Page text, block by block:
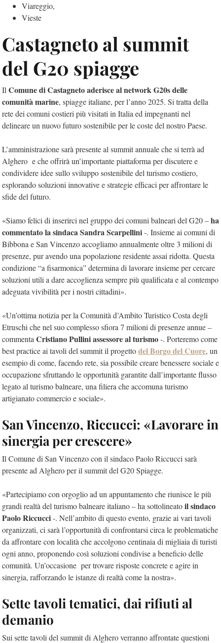
Viareggio,
Vieste
Castagneto al summit
del G20 spiagge
IlComune di Castagneto aderisce al network G20s delle
comunità marine, spiagge italiane, per l’anno 2025. Si tratta della
rete dei comuni costieri più visitati in Italia ed impegnanti nel
delineare un nuovo futuro sostenibile per le coste del nostro Paese.
L’amministrazione sarà presente al summit annuale che si terrà ad
Alghero e che offrirà un’importante piattaforma per discutere e
condividere idee sullo sviluppo sostenibile del turismo costiero,
esplorando soluzioni innovative e strategie efficaci per affrontare le
sfide del futuro.
«Siamo felici di inserirci nel gruppo dei comuni balneari del G20 –ha
commentato la sindaca Sandra Scarpellini-. Insieme ai comuni di
Bibbona e San Vincenzo accogliamo annualmente oltre 3 milioni di
presenze, pur avendo una popolazione residente assai ridotta. Questa
condizione “a fisarmonica” determina di lavorare insieme per cercare
soluzioni utili a dare accoglienza sempre più qualificata e al contempo
adeguata vivibilità per i nostri cittadini».
«Un’ottima notizia per la Comunità d’Ambito Turistico Costa degli
Etruschi che nel suo complesso sfiora 7 milioni di presenze annue –
commentaCristiano Pullini assessore al turismo-. Porteremo come
best practice ai tavoli del summit il progettodel Borgo del Cuore, un
esempio di come, facendo rete, sia possibile creare benessere sociale e
occupazione sfruttando le opportunità garantite dall’importante flusso
legato al turismo balneare, una filiera che accomuna turismo
artigianato commercio e sociale».
San Vincenzo, Riccucci: «Lavorare in
sinergia per crescere»
Il Comune di San Vincenzo con il sindaco Paolo Riccucci sarà
presente ad Alghero per il summit del G20 Spiagge.
«Partecipiamo con orgoglio ad un appuntamento che riunisce le più
grandi realtà del turismo balneare italiano – ha sottolineatoil sindaco
Paolo Riccucci-. Nell’ambito di questo evento, grazie ai vari tavoli
organizzati, ci sarà l’opportunità di confrontarsi circa le problematiche
da affrontare con località che accolgono centinaia di migliaia di turisti
ogni anno, proponendo così soluzioni condivise a beneficio delle
comunità. Un’occasione per trovare risposte concrete e agire in
sinergia, rafforzando le istanze di realtà come la nostra».
Sette tavoli tematici, dai rifiuti al
demanio
Sui sette tavoli del summit di Alghero verranno affrontate questioni